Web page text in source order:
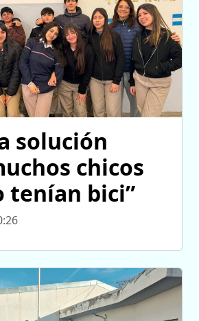
solución
chicos
tenían bici”